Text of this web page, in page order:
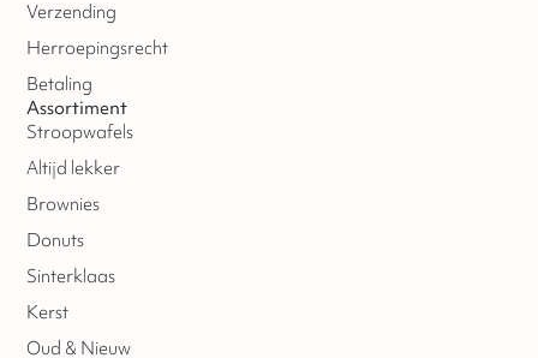
Verzending
Herroepingsrecht
Betaling
Assortiment
Stroopwafels
Altijd lekker
Brownies
Donuts
Sinterklaas
Kerst
Oud & Nieuw